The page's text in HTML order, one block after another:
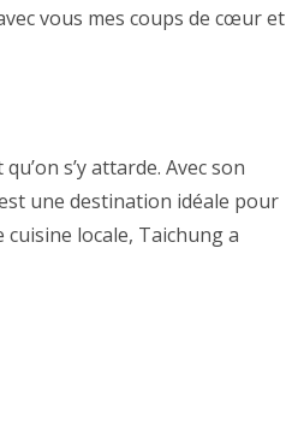
vous mes coups de cœur et
s’y attarde. Avec son
une destination idéale pour
cuisine locale, Taichung a